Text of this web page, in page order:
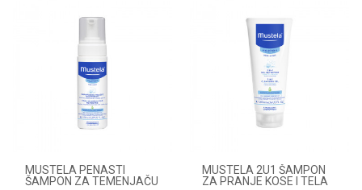
MUSTELA PENASTI
ŠAMPON ZA TEMENJAČU
MUSTELA 2U1 ŠAMPON
ZA PRANJE KOSE I TELA